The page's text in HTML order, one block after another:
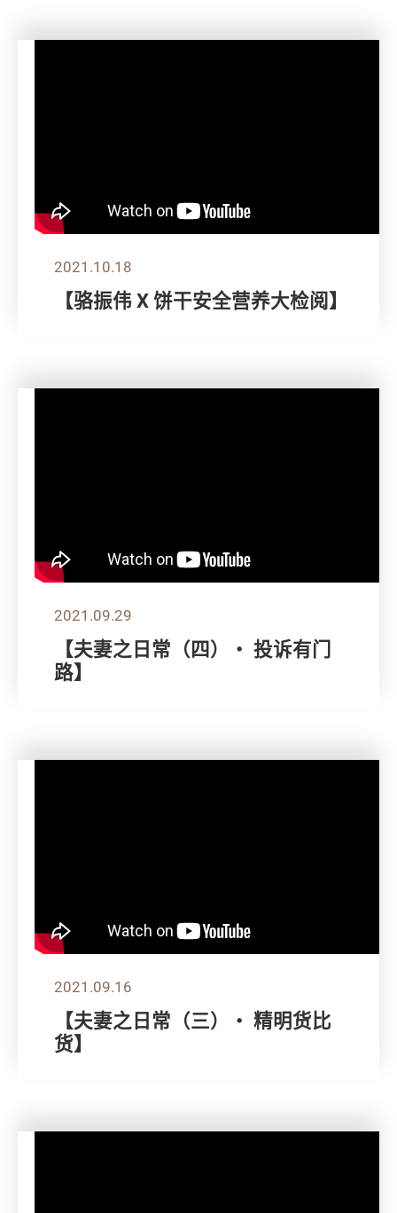
2021.10.18
【骆振伟 X 饼干安全营养大检阅】
2021.09.29
【夫妻之日常（四）・ 投诉有门
路】
2021.09.16
【夫妻之日常（三）・ 精明货比
货】